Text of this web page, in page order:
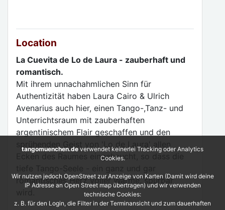
Location
La Cuevita de Lo de Laura - zauberhaft und
romantisch.
Mit ihrem unnachahmlichen Sinn für
Authentizität haben Laura Cairo & Ulrich
Avenarius auch hier, einen Tango-,Tanz- und
Unterrichtsraum mit zauberhaften
argentinischem Flair geschaffen und den
sprühenden Geist von 'Lo de Laura' allen
Ecken des Raumes eingehaucht, so dass die
romantisches Herz voller Wärme, spürbar
tangomuenchen.de verwendet keinerlei Tracking oder Analytics
Cookies.
Wir nutzen jedoch OpenStreet zur Anzeige von Karten (Damit wird deine
IP Adresse an Open Street map übertragen) und wir verwenden
technische Cookies:
z. B. für den Login, die Filter in der Terminansicht und zum dauerhaften